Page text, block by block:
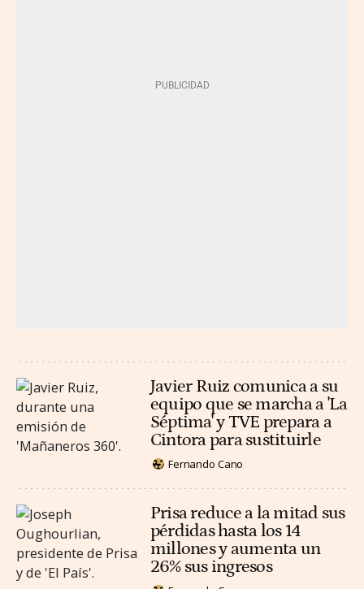
Javier Ruiz comunica a su
equipo que se marcha a 'La
Séptima' y TVE prepara a
Cintora para sustituirle
Fernando Cano
Prisa reduce a la mitad sus
pérdidas hasta los 14
millones y aumenta un
26% sus ingresos